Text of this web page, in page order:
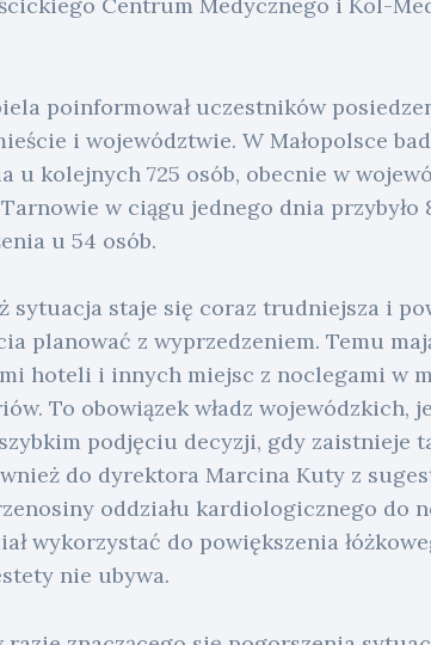
poinformował uczestników
i województwie. W Małopolsce
u kolejnych 725 osób, obecnie w
Tarnowie w ciągu jednego dnia przybyło
u 54 osób.
sytuacja staje się coraz trudniejsza i
planować z wyprzedzeniem. Temu
hoteli i innych miejsc z noclegami w
To obowiązek władz wojewódzkich,
podjęciu decyzji, gdy zaistnieje
do dyrektora Marcina Kuty z
oddziału kardiologicznego do
wykorzystać do powiększenia
nie ubywa.